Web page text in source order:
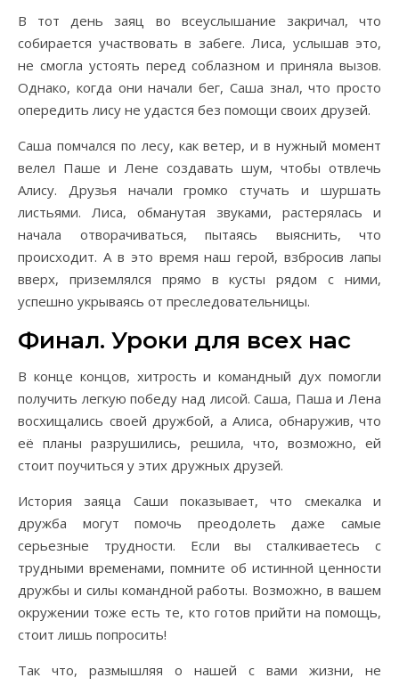
В тот день заяц во всеуслышание закричал, что
собирается участвовать в забеге. Лиса, услышав это,
не смогла устоять перед соблазном и приняла вызов.
Однако, когда они начали бег, Саша знал, что просто
опередить лису не удастся без помощи своих друзей.
Саша помчался по лесу, как ветер, и в нужный момент
велел Паше и Лене создавать шум, чтобы отвлечь
Алису. Друзья начали громко стучать и шуршать
листьями. Лиса, обманутая звуками, растерялась и
начала отворачиваться, пытаясь выяснить, что
происходит. А в это время наш герой, взбросив лапы
вверх, приземлялся прямо в кусты рядом с ними,
успешно укрываясь от преследовательницы.
Финал. Уроки для всех нас
В конце концов, хитрость и командный дух помогли
получить легкую победу над лисой. Саша, Паша и Лена
восхищались своей дружбой, а Алиса, обнаружив, что
её планы разрушились, решила, что, возможно, ей
стоит поучиться у этих дружных друзей.
История заяца Саши показывает, что смекалка и
дружба могут помочь преодолеть даже самые
серьезные трудности. Если вы сталкиваетесь с
трудными временами, помните об истинной ценности
дружбы и силы командной работы. Возможно, в вашем
окружении тоже есть те, кто готов прийти на помощь,
стоит лишь попросить!
Так что, размышляя о нашей с вами жизни, не